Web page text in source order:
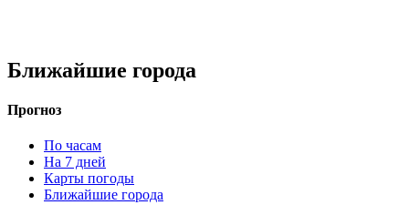
Ближайшие города
Прогноз
По часам
На 7 дней
Карты погоды
Ближайшие города